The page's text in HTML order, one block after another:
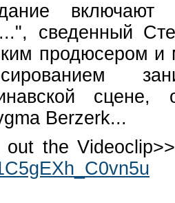
включают
сведенный
продюсером и
Berzerk...
out the